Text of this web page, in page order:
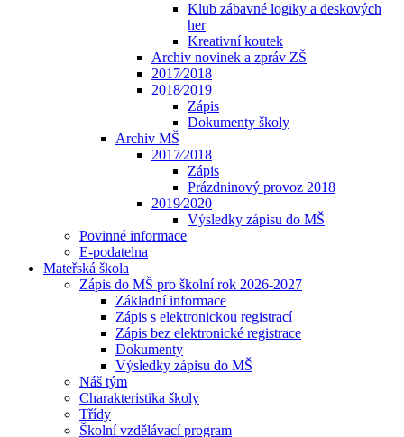
Klub zábavné logiky a deskových
her
Kreativní koutek
Archiv novinek a zpráv ZŠ
2017⁄2018
2018⁄2019
Zápis
Dokumenty školy
Archiv MŠ
2017⁄2018
Zápis
Prázdninový provoz 2018
2019⁄2020
Výsledky zápisu do MŠ
Povinné informace
E-podatelna
Mateřská škola
Zápis do MŠ pro školní rok 2026-2027
Základní informace
Zápis s elektronickou registrací
Zápis bez elektronické registrace
Dokumenty
Výsledky zápisu do MŠ
Náš tým
Charakteristika školy
Třídy
Školní vzdělávací program